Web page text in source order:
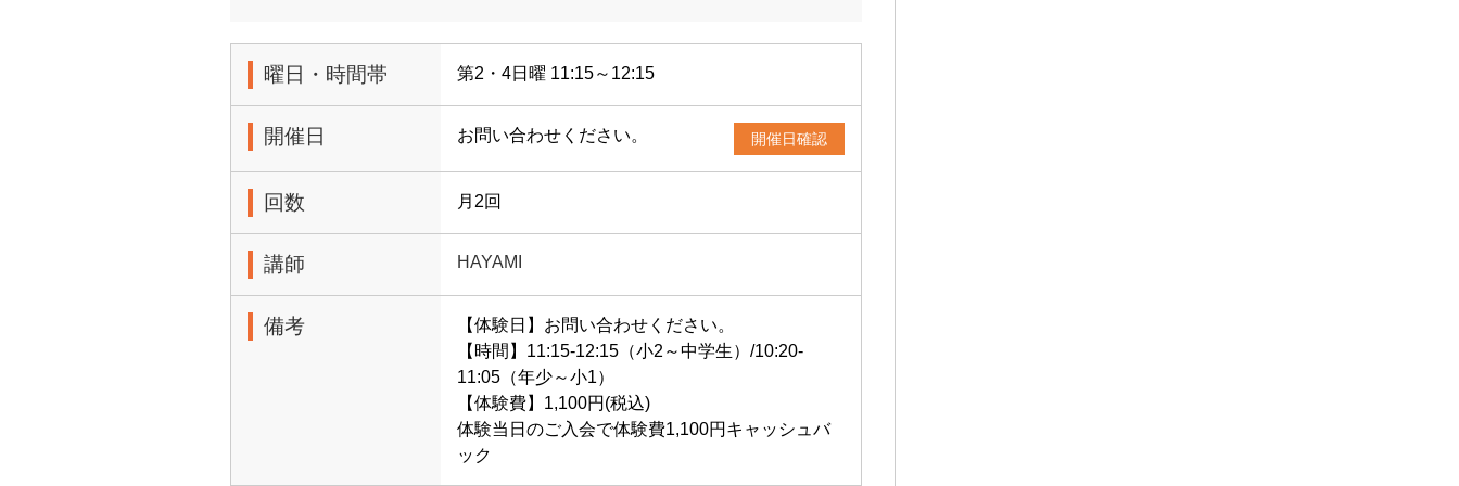
曜日・時間帯 第2・4日曜 11:15～12:15
開催日 お問い合わせください。 開催日確認
回数 月2回
講師 HAYAMI
備考
【体験日】お問い合わせください。
【時間】11:15-12:15（小2～中学生）/10:20-
11:05（年少～小1）
【体験費】1,100円(税込)
体験当日のご入会で体験費1,100円キャッシュバ
ック